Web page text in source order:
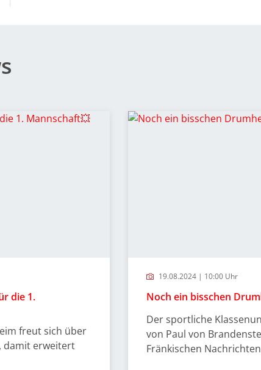
die 1.
freut sich über
damit erweitert
19.08.2024 | 10:00 Uhr
Noch ein bisschen
Der sportliche
von Paul von
Fränkischen